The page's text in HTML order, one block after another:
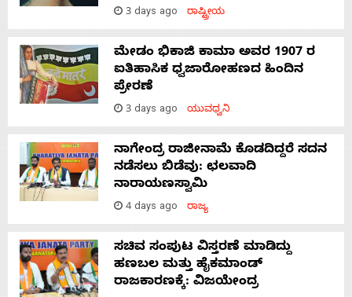
3 days ago ರಾಷ್ಟ್ರೀಯ
ಮೇಡಂ ಭಿಕಾಜಿ ಕಾಮಾ ಅವರ 1907 ರ
ಐತಿಹಾಸಿಕ ಧ್ವಜಾರೋಹಣದ ಹಿಂದಿನ
ಪ್ರೇರಣೆ
3 days ago ಯುವಧ್ವನಿ
ನಾಗೇಂದ್ರ ರಾಜೀನಾಮೆ ಕೊಡದಿದ್ದರೆ ಸದನ
ನಡೆಸಲು ಬಿಡೆವು: ಛಲವಾದಿ
ನಾರಾಯಣಸ್ವಾಮಿ
4 days ago ರಾಜ್ಯ
ಸಚಿವ ಸಂಪುಟ ವಿಸ್ತರಣೆ ಮಾಡಿದ್ದು
ಹಣಬಲ ಮತ್ತು ಹೈಕಮಾಂಡ್
ರಾಜಕಾರಣಕ್ಕೆ: ವಿಜಯೇಂದ್ರ